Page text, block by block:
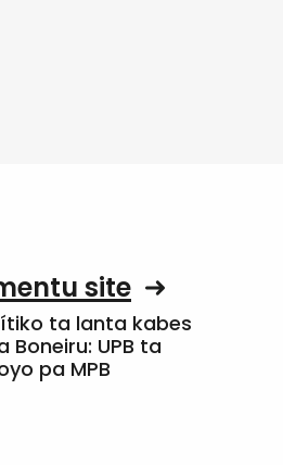
site
ta lanta kabes
Boneiru: UPB ta
pa MPB